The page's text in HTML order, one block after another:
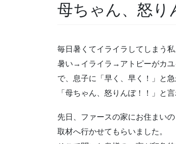
母ちゃん、怒り
毎日暑くてイライラしてしまう私
暑い→イライラ→アトピーがカ
で、息子に「早く、早く！」と
「母ちゃん、怒りんぼ！！」
と
先日、ファースの家にお住まい
取材へ行かせてもらいました。